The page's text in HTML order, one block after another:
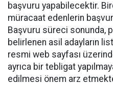
başvuru yapabilecektir.
müracaat edenlerin
Başvuru süreci sonunda,
belirlenen asil adayların
resmi web sayfası
ayrıca bir tebligat
edilmesi önem arz